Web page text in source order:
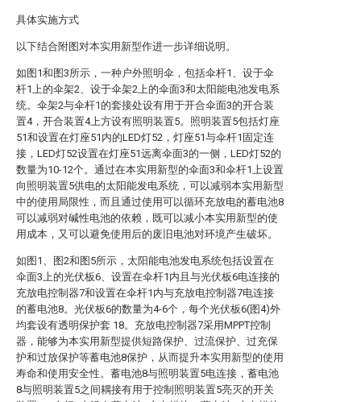
具体实施方式
以下结合附图对本实用新型作进一步详细说明。
如图1和图3所示，一种户外照明伞，包括伞杆1、设于伞
杆1上的伞架2、设于伞架2上的伞面3和太阳能电池发电系
统。伞架2与伞杆1的套接处设有用于开合伞面3的开合装
置4，开合装置4上方设有照明装置5。照明装置5包括灯座
51和设置在灯座51内的LED灯52，灯座51与伞杆1固定连
接，LED灯52设置在灯座51远离伞面3的一侧，LED灯52的
数量为10-12个。通过在本实用新型的伞面3和伞杆1上设置
向照明装置5供电的太阳能发电系统，可以减弱本实用新型
中的使用局限性，而且通过使用可以循环充放电的蓄电池8
可以减弱对碱性电池的依赖，既可以减小本实用新型的使
用成本，又可以避免使用后的废旧电池对环境产生破坏。
如图1、图2和图5所示，太阳能电池发电系统包括设置在
伞面3上的光伏板6、设置在伞杆1内且与光伏板6电连接的
充放电控制器7和设置在伞杆1内与充放电控制器7电连接
的蓄电池8。光伏板6的数量为4-6个，每个光伏板6(图4)外
均套设有透明保护套 18。充放电控制器7采用MPPT控制
器，能够为本实用新型提供短路保护、过流保护、过充保
护和过放保护等蓄电池8保护，从而提升本实用新型的使用
寿命和使用安全性。蓄电池8与照明装置5电连接，蓄电池
8与照明装置5之间耦接有用于控制照明装置5亮灭的开关